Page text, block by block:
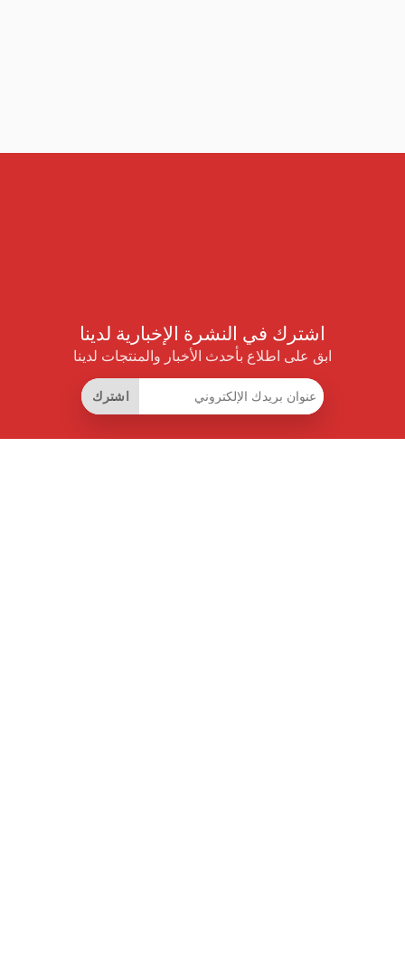
اشترك في النشرة الإخبارية لدينا
ابق على اطلاع بأحدث الأخبار والمنتجات لدينا
اشترك